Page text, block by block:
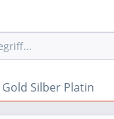
Gold Silber Platin